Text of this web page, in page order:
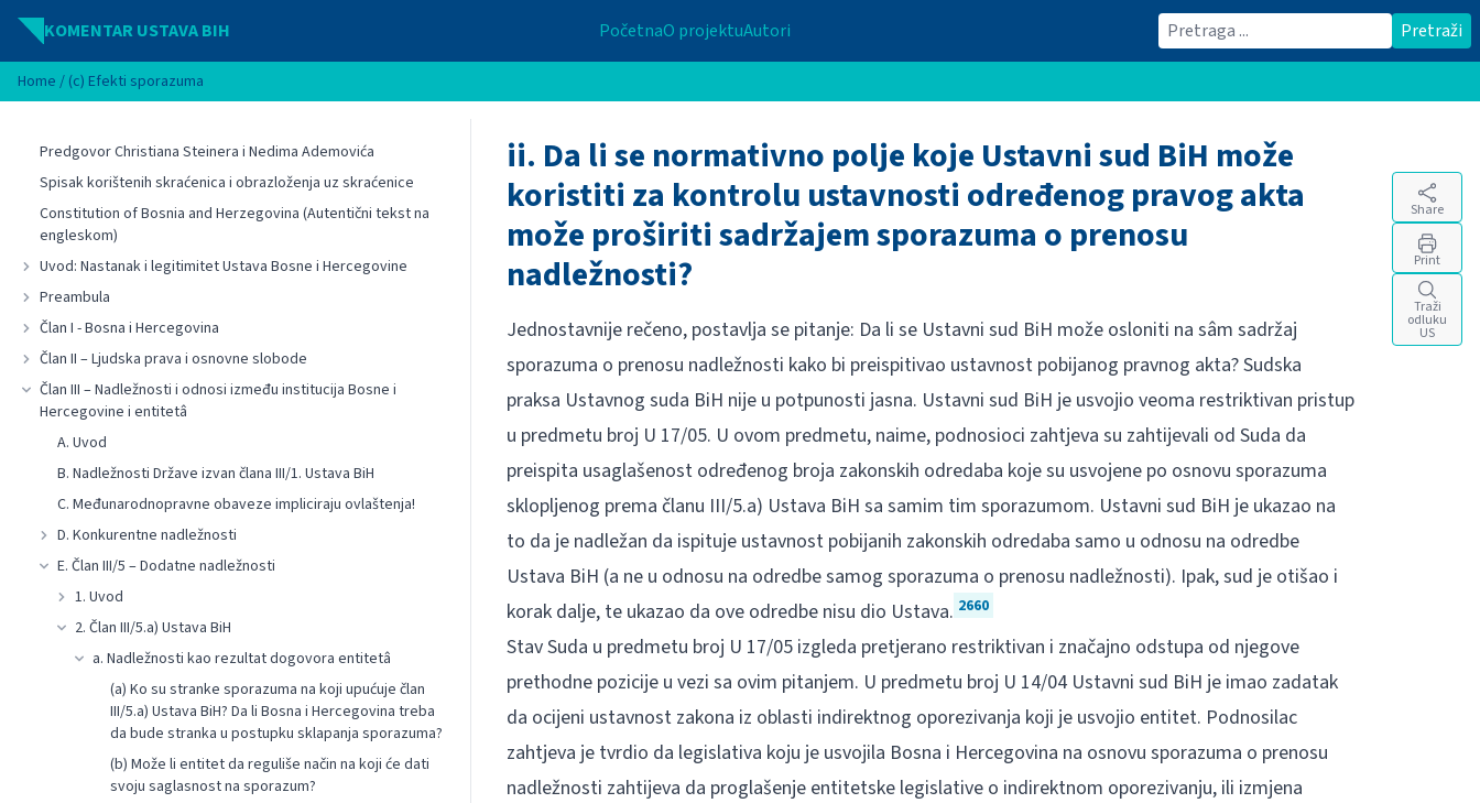
Idi na sadržaj
KOMENTAR USTAVA BIH PočetnaO projektuAutori Traži Pretraži
Home / (c) Efekti sporazuma
Predgovor Christiana Steinera i Nedima Ademovića
Spisak korištenih skraćenica i obrazloženja uz skraćenice
Constitution of Bosnia and Herzegovina (Autentični tekst na
engleskom)
Uvod: Nastanak i legitimitet Ustava Bosne i Hercegovine
Preambula
Član I - Bosna i Hercegovina
Član II – Ljudska prava i osnovne slobode
Član III – Nadležnosti i odnosi između institucija Bosne i
Hercegovine i entitetâ
A. Uvod
B. Nadležnosti Države izvan člana III/1. Ustava BiH
C. Međunarodnopravne obaveze impliciraju ovlaštenja!
D. Konkurentne nadležnosti
E. Član III/5 – Dodatne nadležnosti
1. Uvod
2. Član III/5.a) Ustava BiH
a. Nadležnosti kao rezultat dogovora entitetâ
(a) Ko su stranke sporazuma na koji upućuje član
III/5.a) Ustava BiH? Da li Bosna i Hercegovina treba
da bude stranka u postupku sklapanja sporazuma?
(b) Može li entitet da reguliše način na koji će dati
svoju saglasnost na sporazum?
ii. Da li se normativno polje koje Ustavni sud BiH može
koristiti za kontrolu ustavnosti određenog pravog akta
može proširiti sadržajem sporazuma o prenosu
nadležnosti?
Jednostavnije rečeno, postavlja se pitanje: Da li se Ustavni sud BiH može osloniti na sâm sadržaj
sporazuma o prenosu nadležnosti kako bi preispitivao ustavnost pobijanog pravnog akta? Sudska
praksa Ustavnog suda BiH nije u potpunosti jasna. Ustavni sud BiH je usvojio veoma restriktivan pristup
u predmetu broj U 17/05. U ovom predmetu, naime, podnosioci zahtjeva su zahtijevali od Suda da
preispita usaglašenost određenog broja zakonskih odredaba koje su usvojene po osnovu sporazuma
sklopljenog prema članu III/5.a) Ustava BiH sa samim tim sporazumom. Ustavni sud BiH je ukazao na
to da je nadležan da ispituje ustavnost pobijanih zakonskih odredaba samo u odnosu na odredbe
Ustava BiH (a ne u odnosu na odredbe samog sporazuma o prenosu nadležnosti). Ipak, sud je otišao i
korak dalje, te ukazao da ove odredbe nisu dio Ustava. 2660
Stav Suda u predmetu broj U 17/05 izgleda pretjerano restriktivan i značajno odstupa od njegove
prethodne pozicije u vezi sa ovim pitanjem. U predmetu broj U 14/04 Ustavni sud BiH je imao zadatak
da ocijeni ustavnost zakona iz oblasti indirektnog oporezivanja koji je usvojio entitet. Podnosilac
zahtjeva je tvrdio da legislativa koju je usvojila Bosna i Hercegovina na osnovu sporazuma o prenosu
nadležnosti zahtijeva da proglašenje entitetske legislative o indirektnom oporezivanju, ili izmjena
Share
Print
Traži
odluku
US